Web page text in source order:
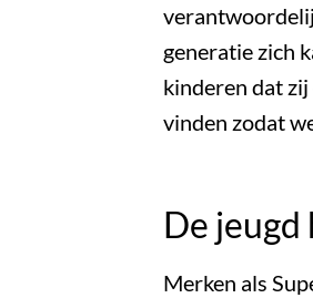
generatie zich
kinderen dat
vinden zodat
De jeugd
Merken als